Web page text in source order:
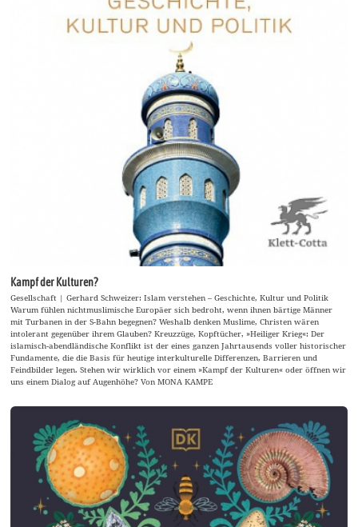
Kampf der Kulturen?
Gesellschaft | Gerhard Schweizer: Islam verstehen – Geschichte, Kultur und Politik
Warum fühlen nichtmuslimische Europäer sich bedroht, wenn ihnen bärtige Männer
mit Turbanen in der S-Bahn begegnen? Weshalb denken Muslime, Christen wären
intolerant gegenüber ihrem Glauben? Kreuzzüge, Kopftücher, »Heiliger Krieg«: Der
islamisch-abendländische Konflikt ist der eines ganzen Jahrtausends voller historischer
Fundamente, die die Basis für heutige interkulturelle Differenzen, Barrieren und
Feindbilder legen. Stehen wir wirklich vor einem »Kampf der Kulturen« oder öffnen wir
uns einem Dialog auf Augenhöhe? Von MONA KAMPE